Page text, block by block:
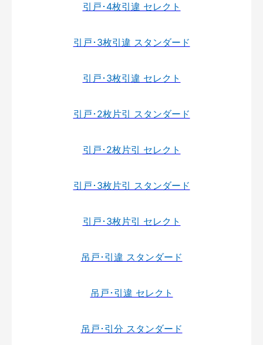
引戸･4枚引違 セレクト
引戸･3枚引違 スタンダード
引戸･3枚引違 セレクト
引戸･2枚片引 スタンダード
引戸･2枚片引 セレクト
引戸･3枚片引 スタンダード
引戸･3枚片引 セレクト
吊戸･引違 スタンダード
吊戸･引違 セレクト
吊戸･引分 スタンダード